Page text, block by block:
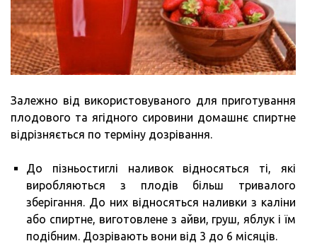
Залежно від використовуваного для приготування
плодового та ягідного сировини домашнє спиртне
відрізняється по терміну дозрівання.
До пізньостиглі наливок відносяться ті, які
виробляються з плодів більш тривалого
зберігання. До них відносяться наливки з каліни
або спиртне, виготовлене з айви, груш, яблук і їм
подібним. Дозрівають вони від 3 до 6 місяців.